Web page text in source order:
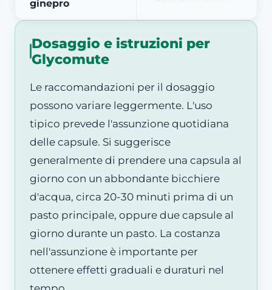
ginepro
Dosaggio e istruzioni per
Glycomute
Le raccomandazioni per il dosaggio
possono variare leggermente. L'uso
tipico prevede l'assunzione quotidiana
delle capsule. Si suggerisce
generalmente di prendere una capsula al
giorno con un abbondante bicchiere
d'acqua, circa 20-30 minuti prima di un
pasto principale, oppure due capsule al
giorno durante un pasto. La costanza
nell'assunzione è importante per
ottenere effetti graduali e duraturi nel